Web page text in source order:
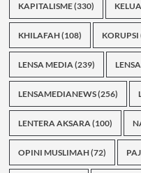
KAPITALISME(330)
KHILAFAH(108) KORUPSI
LENSA MEDIA(239)
LENSAMEDIANEWS(256)
LENTERA AKSARA(100)
OPINI MUSLIMAH(72)